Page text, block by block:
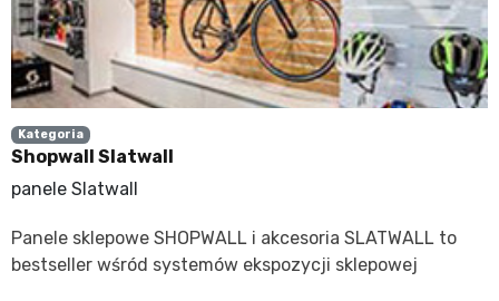
Kategoria
Shopwall Slatwall
panele Slatwall
Panele sklepowe SHOPWALL i akcesoria SLATWALL to
bestseller wśród systemów ekspozycji sklepowej